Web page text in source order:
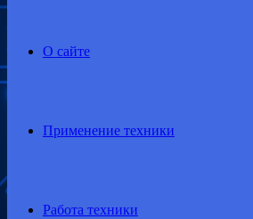
О сайте
Применение техники
Работа техники